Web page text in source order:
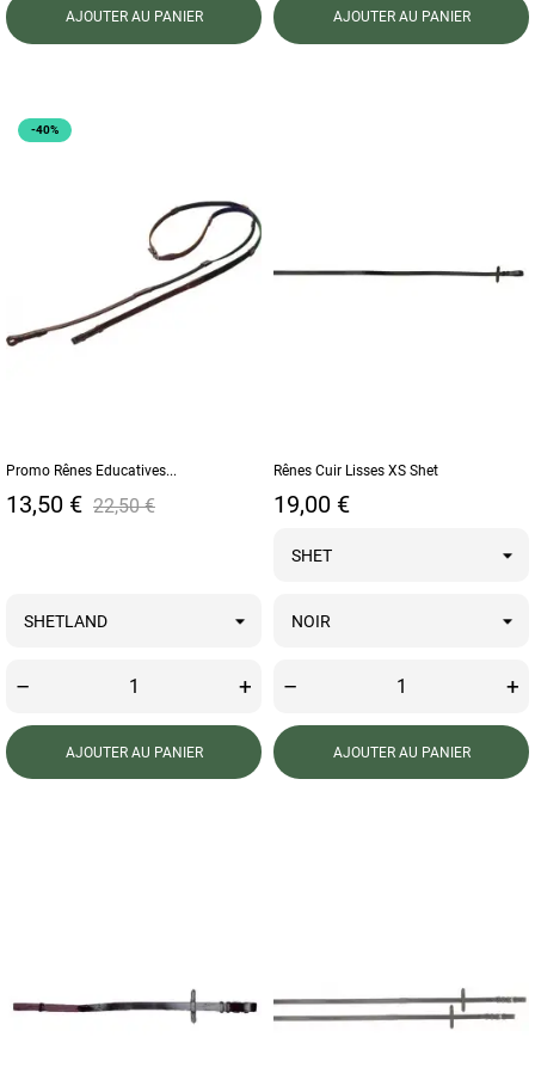
AJOUTER AU PANIER AJOUTER AU PANIER
-40%
Promo Rênes Educatives...
Prix
13,50 € Prix de base
22,50 €
– +
AJOUTER AU PANIER
Rênes Cuir Lisses XS Shet
Prix
19,00 €
– +
AJOUTER AU PANIER